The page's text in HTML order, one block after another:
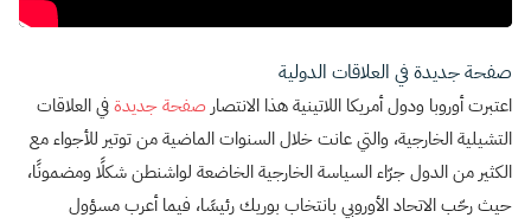
صفحة جديدة في العلاقات الدولية
اعتبرت أوروبا ودول أمريكا اللاتينية هذا الانتصار صفحة جديدةفي العلاقات
التشيلية الخارجية، والتي عانت خلال السنوات الماضية من توتير للأجواء مع
الكثير من الدول جرّاء السياسة الخارجية الخاضعة لواشنطن شكلًا ومضمونًا،
حيث رحّب الاتحاد الأوروبي بانتخاب بوريك رئيسًا، فيما أعرب مسؤول